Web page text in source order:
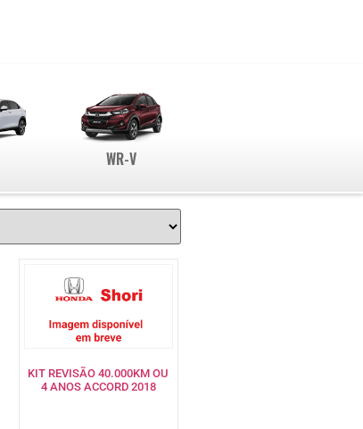
WR-V
KIT REVISÃO 40.000KM OU
4 ANOS ACCORD 2018